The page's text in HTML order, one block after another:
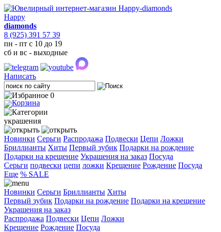
Happy
diamonds
8 (925) 391 57 39
пн - пт с 10 до 19
сб и вс - выходные
Написать
0
украшения
Новинки Серьги Распродажа Подвески Цепи Ложки
Бриллианты Хиты Первый зубик Подарки на рождение
Подарки на крещение Украшения на заказ Посуда
Cерьги подвески цепи ложки Крещение Рождение Посуда
Еще % SALE
Новинки Серьги Бриллианты Хиты
Первый зубик Подарки на рождение Подарки на крещение
Украшения на заказ
Распродажа Подвески Цепи Ложки
Крещение Рождение Посуда